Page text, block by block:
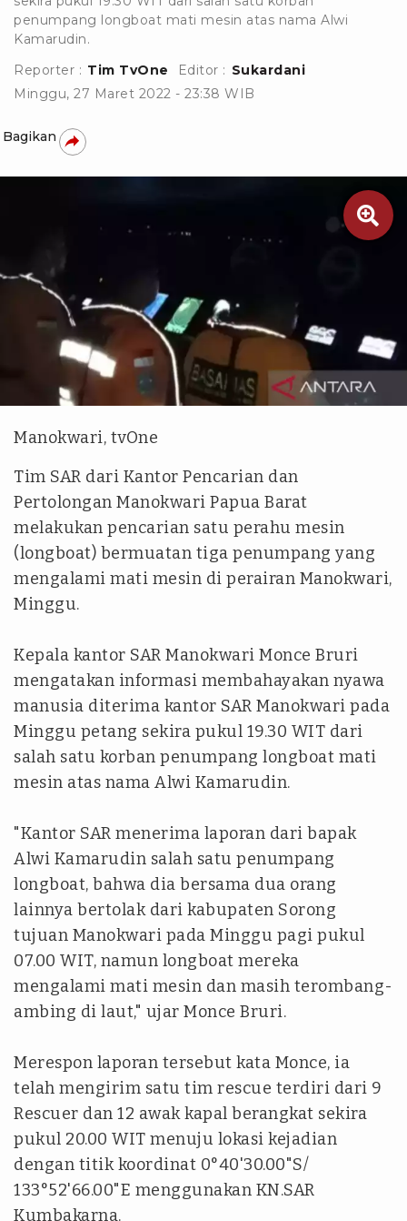
penumpang longboat mati mesin atas nama Alwi
Kamarudin.
Reporter : Tim TvOne Editor : Sukardani
Minggu, 27 Maret 2022 - 23:38 WIB
Bagikan

Antara
Manokwari, tvOne
Tim SAR dari Kantor Pencarian dan
Pertolongan Manokwari Papua Barat
melakukan pencarian satu perahu mesin
(longboat) bermuatan tiga penumpang yang
mengalami mati mesin di perairan Manokwari,
Minggu.
Kepala kantor SAR Manokwari Monce Bruri
mengatakan informasi membahayakan nyawa
manusia diterima kantor SAR Manokwari pada
Minggu petang sekira pukul 19.30 WIT dari
salah satu korban penumpang longboat mati
mesin atas nama Alwi Kamarudin.
"Kantor SAR menerima laporan dari bapak
Alwi Kamarudin salah satu penumpang
longboat, bahwa dia bersama dua orang
lainnya bertolak dari kabupaten Sorong
tujuan Manokwari pada Minggu pagi pukul
07.00 WIT, namun longboat mereka
mengalami mati mesin dan masih terombang-
ambing di laut," ujar Monce Bruri.
Merespon laporan tersebut kata Monce, ia
telah mengirim satu tim rescue terdiri dari 9
Rescuer dan 12 awak kapal berangkat sekira
pukul 20.00 WIT menuju lokasi kejadian
dengan titik koordinat 0°40'30.00"S/
133°52'66.00"E menggunakan KN.SAR
Kumbakarna.